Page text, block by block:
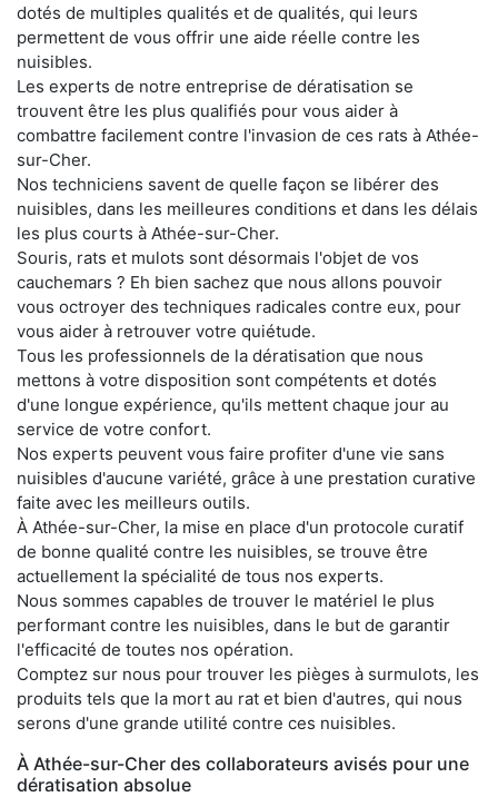
dotés de multiples qualités et de qualités, qui leurs
permettent de vous offrir une aide réelle contre les
nuisibles.
Les experts de notre entreprise de dératisation se
trouvent être les plus qualifiés pour vous aider à
combattre facilement contre l'invasion de ces rats à Athée-
sur-Cher.
Nos techniciens savent de quelle façon se libérer des
nuisibles, dans les meilleures conditions et dans les délais
les plus courts à Athée-sur-Cher.
Souris, rats et mulots sont désormais l'objet de vos
cauchemars ? Eh bien sachez que nous allons pouvoir
vous octroyer des techniques radicales contre eux, pour
vous aider à retrouver votre quiétude.
Tous les professionnels de la dératisation que nous
mettons à votre disposition sont compétents et dotés
d'une longue expérience, qu'ils mettent chaque jour au
service de votre confort.
Nos experts peuvent vous faire profiter d'une vie sans
nuisibles d'aucune variété, grâce à une prestation curative
faite avec les meilleurs outils.
À Athée-sur-Cher, la mise en place d'un protocole curatif
de bonne qualité contre les nuisibles, se trouve être
actuellement la spécialité de tous nos experts.
Nous sommes capables de trouver le matériel le plus
performant contre les nuisibles, dans le but de garantir
l'efficacité de toutes nos opération.
Comptez sur nous pour trouver les pièges à surmulots, les
produits tels que la mort au rat et bien d'autres, qui nous
serons d'une grande utilité contre ces nuisibles.
À Athée-sur-Cher des collaborateurs avisés pour une
dératisation absolue